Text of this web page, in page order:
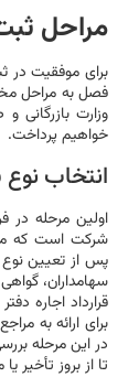
مراحل
برای موفقیت در
فصل به مراحل
وزارت
خواهیم پرداخت.
انتخاب
اولین مرحله در
شرکت است که
پس از تعیین
سهامداران،
قرارداد اجاره
برای ارائه به
در این مرحله
تا از بروز تأخیر